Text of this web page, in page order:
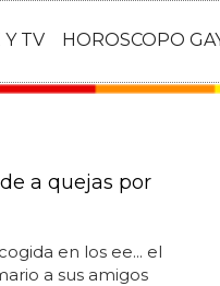
Y TV HOROSCOPO
a quejas por
en los ee... el
a sus amigos